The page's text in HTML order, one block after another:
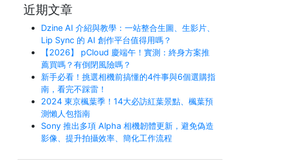
近期文章
Dzine AI 介紹與教學：一站整合生圖、生影片、
Lip Sync 的 AI 創作平台值得用嗎？
【2026】 pCloud 慶端午！實測：終身方案推
薦買嗎？有倒閉風險嗎？
新手必看！挑選相機前搞懂的4件事與6個選購指
南，看完不踩雷！
2024 東京楓葉季！14大必訪紅葉景點、楓葉預
測懶人包指南
Sony 推出多項 Alpha 相機韌體更新，避免偽造
影像、提升拍攝效率、簡化工作流程